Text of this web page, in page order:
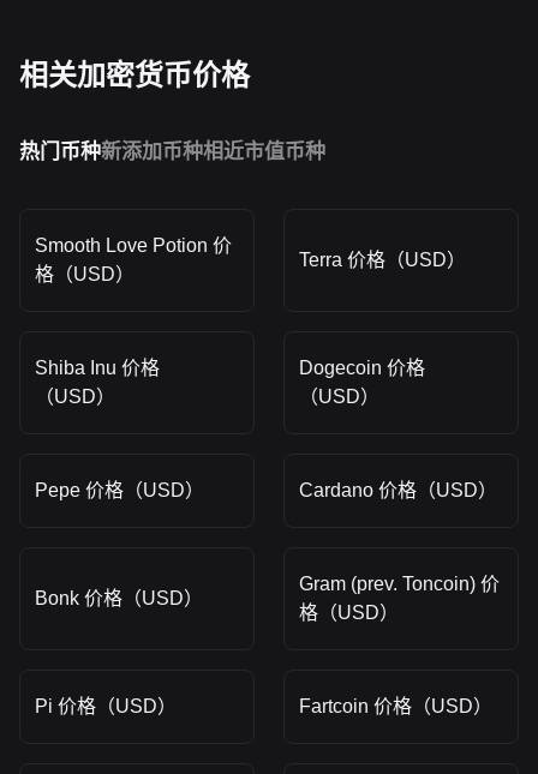
相关加密货币价格
热门币种新添加币种相近市值币种
Smooth Love Potion 价
格（USD）
Terra 价格（USD）
Shiba Inu 价格
（USD）
Dogecoin 价格
（USD）
Pepe 价格（USD） Cardano 价格（USD）
Bonk 价格（USD）
Gram (prev. Toncoin) 价
格（USD）
Pi 价格（USD） Fartcoin 价格（USD）